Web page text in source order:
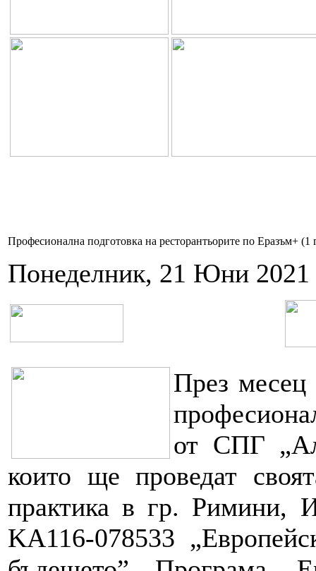
Професионална подготовка на ресторантьорите по Еразъм+ (1
Понеделник, 21 Юни 2021
През месец
от СПГ
които ще проведат
практика в гр. Римини,
KA116-078533